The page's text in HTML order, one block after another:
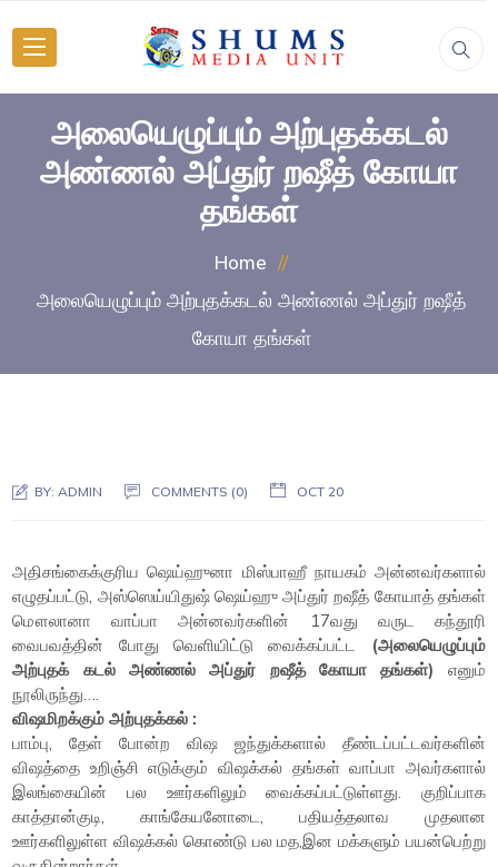
அலையெழுப்பும் அற்புதக்கடல்
அண்ணல் அப்துர் றஷீத் கோயா
தங்கள்
Home
அலையெழுப்பும் அற்புதக்கடல் அண்ணல் அப்துர் றஷீத்
கோயா தங்கள்
BY:ADMIN COMMENTS (0) OCT 20
அதிசங்கைக்குரிய ஷெய்ஹுனா மிஸ்பாஹீ நாயகம் அன்னவர்களால்
எழுதப்பட்டு, அஸ்ஸெய்யிதுஷ் ஷெய்ஹு அப்துர் றஷீத் கோயாத் தங்கள்
மௌலானா வாப்பா அன்னவர்களின் 17வது வருட கந்தூரி
வைபவத்தின் போது வெளியிட்டு வைக்கப்பட்ட
(அலையெழுப்பும்
அற்புதக் கடல் அண்ணல் அப்துர் றஷீத் கோயா தங்கள்) எனும்
நூலிருந்து….
விஷமிறக்கும் அற்புதக்கல் :
பாம்பு, தேள் போன்ற விஷ ஜந்துக்களால் தீண்டப்பட்டவர்களின்
விஷத்தை உறிஞ்சி எடுக்கும் விஷக்கல் தங்கள் வாப்பா அவர்களால்
இலங்கையின் பல ஊர்களிலும் வைக்கப்பட்டுள்ளது. குறிப்பாக
காத்தான்குடி, காங்கேயனோடை, பதியத்தலாவ முதலான
ஊர்களிலுள்ள விஷக்கல் கொண்டு பல மத,இன மக்களும் பயன்பெற்று